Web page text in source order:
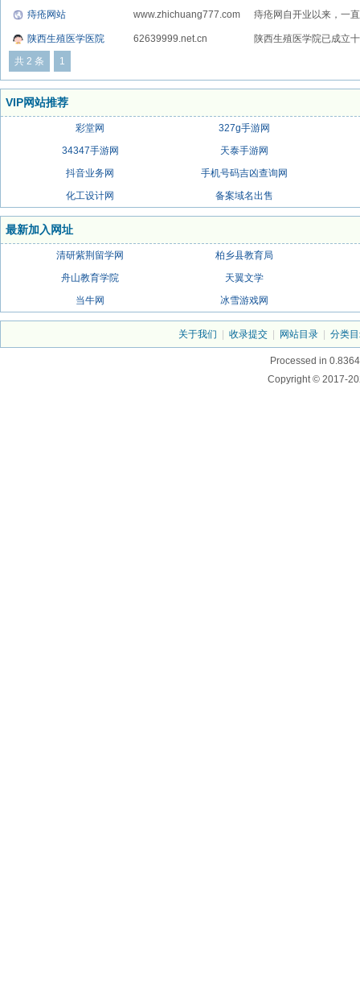
痔疮网站 www.zhichuang777.com
痔疮网自开业以来，一
陕西生殖医学医院 62639999.net.cn
陕西生殖医学院已成立
共 2 条
1
VIP网站推荐
彩堂网
327g手游网
34347手游网
天泰手游网
抖音业务网
手机号码吉凶查询网
化工设计网
备案域名出售
最新加入网址
清研紫荆留学网
柏乡县教育局
舟山教育学院
天翼文学
当牛网
冰雪游戏网
关于我们 收录提交 网站目录 分类
Processed in
Copyright © 2017-